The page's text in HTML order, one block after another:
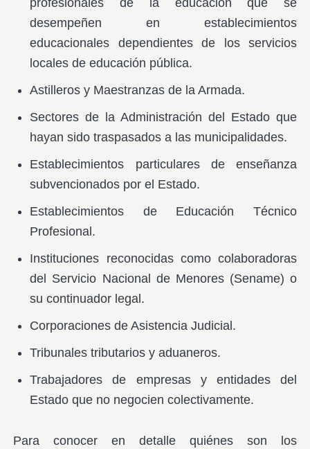
desempeñen en establecimientos
educacionales dependientes de los servicios
locales de educación pública.
Astilleros y Maestranzas de la Armada.
Sectores de la Administración del Estado que
hayan sido traspasados a las municipalidades.
Establecimientos particulares de enseñanza
subvencionados por el Estado.
Establecimientos de Educación Técnico
Profesional.
Instituciones reconocidas como colaboradoras
del Servicio Nacional de Menores (Sename) o
su continuador legal.
Corporaciones de Asistencia Judicial.
Tribunales tributarios y aduaneros.
Trabajadores de empresas y entidades del
Estado que no negocien colectivamente.
Para conocer en detalle quiénes son los